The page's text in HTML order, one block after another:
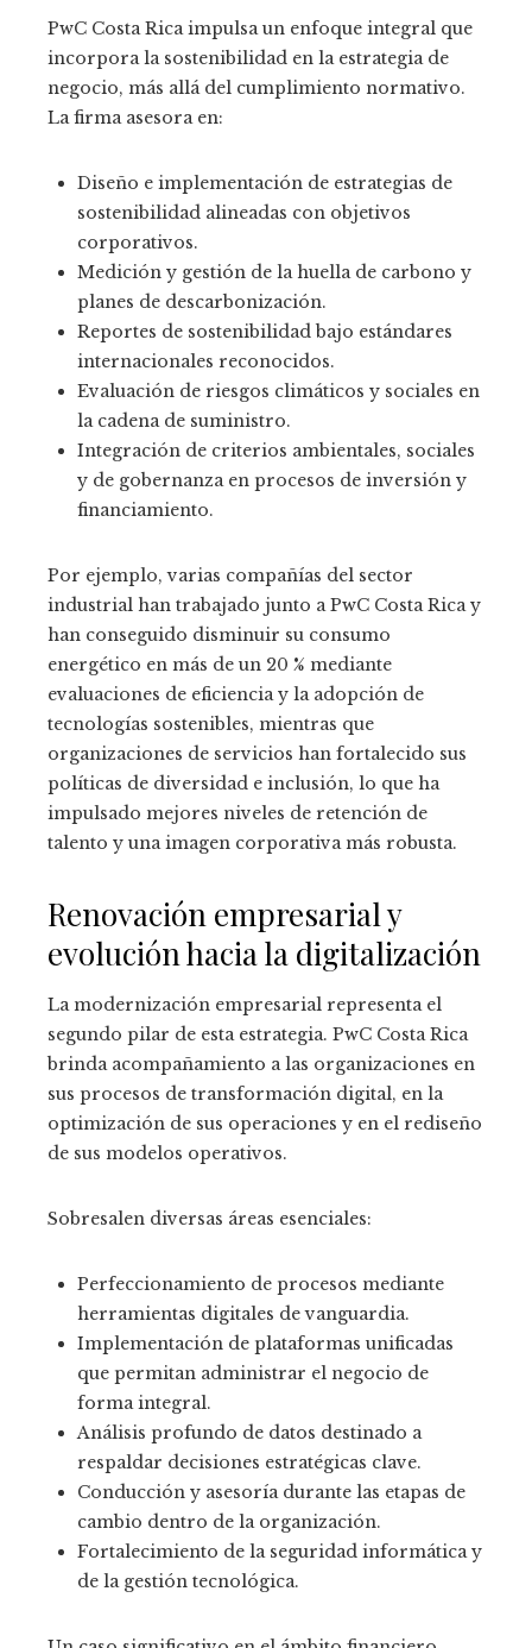
PwC Costa Rica impulsa un enfoque integral que
incorpora la sostenibilidad en la estrategia de
negocio, más allá del cumplimiento normativo.
La firma asesora en:
Diseño e implementación de estrategias de
sostenibilidad alineadas con objetivos
corporativos.
Medición y gestión de la huella de carbono y
planes de descarbonización.
Reportes de sostenibilidad bajo estándares
internacionales reconocidos.
Evaluación de riesgos climáticos y sociales en
la cadena de suministro.
Integración de criterios ambientales, sociales
y de gobernanza en procesos de inversión y
financiamiento.
Por ejemplo, varias compañías del sector
industrial han trabajado junto a PwC Costa Rica y
han conseguido disminuir su consumo
energético en más de un 20 % mediante
evaluaciones de eficiencia y la adopción de
tecnologías sostenibles, mientras que
organizaciones de servicios han fortalecido sus
políticas de diversidad e inclusión, lo que ha
impulsado mejores niveles de retención de
talento y una imagen corporativa más robusta.
Renovación empresarial y
evolución hacia la digitalización
La modernización empresarial representa el
segundo pilar de esta estrategia. PwC Costa Rica
brinda acompañamiento a las organizaciones en
sus procesos de transformación digital, en la
optimización de sus operaciones y en el rediseño
de sus modelos operativos.
Sobresalen diversas áreas esenciales:
Perfeccionamiento de procesos mediante
herramientas digitales de vanguardia.
Implementación de plataformas unificadas
que permitan administrar el negocio de
forma integral.
Análisis profundo de datos destinado a
respaldar decisiones estratégicas clave.
Conducción y asesoría durante las etapas de
cambio dentro de la organización.
Fortalecimiento de la seguridad informática y
de la gestión tecnológica.